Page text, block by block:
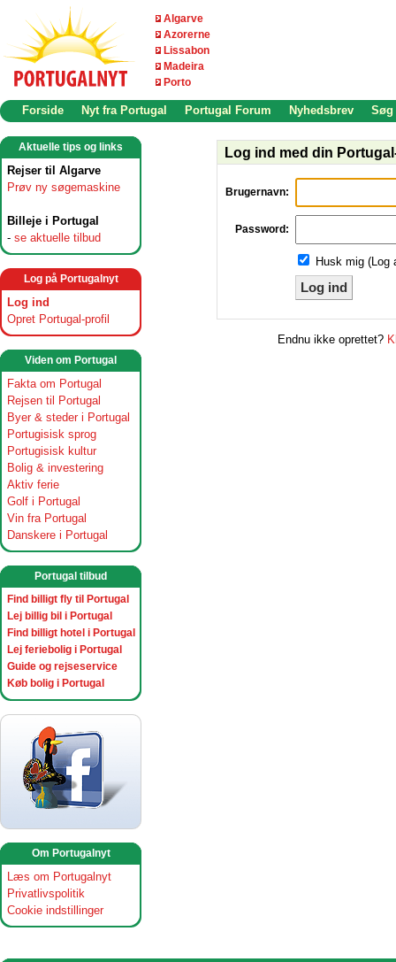
Algarve
Azorerne
Lissabon
Madeira
Porto
Forside Nyt fra Portugal Portugal Forum Nyhedsbrev Søg
Aktuelle tips og links
Rejser til Algarve
Prøv ny søgemaskine
Billeje i Portugal
- se aktuelle tilbud
Log på Portugalnyt
Log ind
Opret Portugal-profil
Viden om Portugal
Fakta om Portugal
Rejsen til Portugal
Byer & steder i Portugal
Portugisisk sprog
Portugisisk kultur
Bolig & investering
Aktiv ferie
Golf i Portugal
Vin fra Portugal
Danskere i Portugal
Portugal tilbud
Find billigt fly til Portugal
Lej billig bil i Portugal
Find billigt hotel i Portugal
Lej feriebolig i Portugal
Guide og rejseservice
Køb bolig i Portugal
Om Portugalnyt
Læs om Portugalnyt
Privatlivspolitik
Cookie indstillinger
Log ind med din
Brugernavn:
Password:
Husk mig (Log
Log ind
Endnu ikke oprettet?